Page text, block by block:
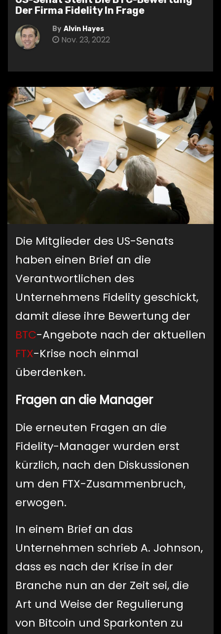
Der Firma Fidelity In Frage
By Alvin Hayes
Nov. 23, 2022
Die Mitglieder des US-Senats
haben einen Brief an die
Verantwortlichen des
Unternehmens Fidelity geschickt,
damit diese ihre Bewertung der
BTC-Angebote nach der aktuellen
FTX-Krise noch einmal
überdenken.
Fragen an die Manager
Die erneuten Fragen an die
Fidelity-Manager wurden erst
kürzlich, nach den Diskussionen
um den FTX-Zusammenbruch,
erwogen.
In einem Brief an das
Unternehmen schrieb A. Johnson,
dass es nach der Krise in der
Branche nun an der Zeit sei, die
Art und Weise der Regulierung
von Bitcoin und Sparkonten zu